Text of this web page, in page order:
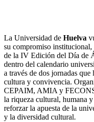
La Universidad de Huelva
su compromiso
de la IV Edición del Día de
dentro del calendario
a través de dos jornadas
cultura y convivencia.
CEPAIM, AMIA y
la riqueza cultural, humana
reforzar la apuesta de la
y la diversidad cultural.